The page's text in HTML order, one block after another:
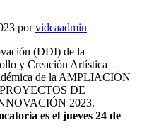
porvidcaadmin
(DDI) de la
y Creación Artística
de la AMPLIACIÖN
DE
2023.
es el jueves 24 de